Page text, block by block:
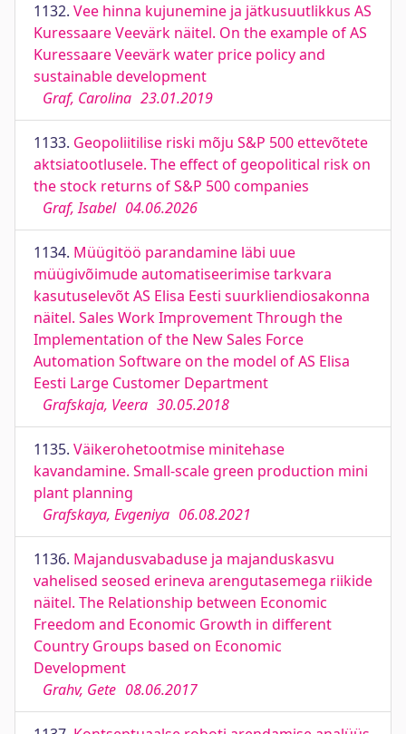
1132. Vee hinna kujunemine ja jätkusuutlikkus AS
Kuressaare Veevärk näitel. On the example of AS
Kuressaare Veevärk water price policy and
sustainable development
Graf, Carolina 23.01.2019
1133. Geopoliitilise riski mõju S&P 500 ettevõtete
aktsiatootlusele. The effect of geopolitical risk on
the stock returns of S&P 500 companies
Graf, Isabel 04.06.2026
1134. Müügitöö parandamine läbi uue
müügivõimude automatiseerimise tarkvara
kasutuselevõt AS Elisa Eesti suurkliendiosakonna
näitel. Sales Work Improvement Through the
Implementation of the New Sales Force
Automation Software on the model of AS Elisa
Eesti Large Customer Department
Grafskaja, Veera 30.05.2018
1135. Väikerohetootmise minitehase
kavandamine. Small-scale green production mini
plant planning
Grafskaya, Evgeniya 06.08.2021
1136. Majandusvabaduse ja majanduskasvu
vahelised seosed erineva arengutasemega riikide
näitel. The Relationship between Economic
Freedom and Economic Growth in different
Country Groups based on Economic
Development
Grahv, Gete 08.06.2017